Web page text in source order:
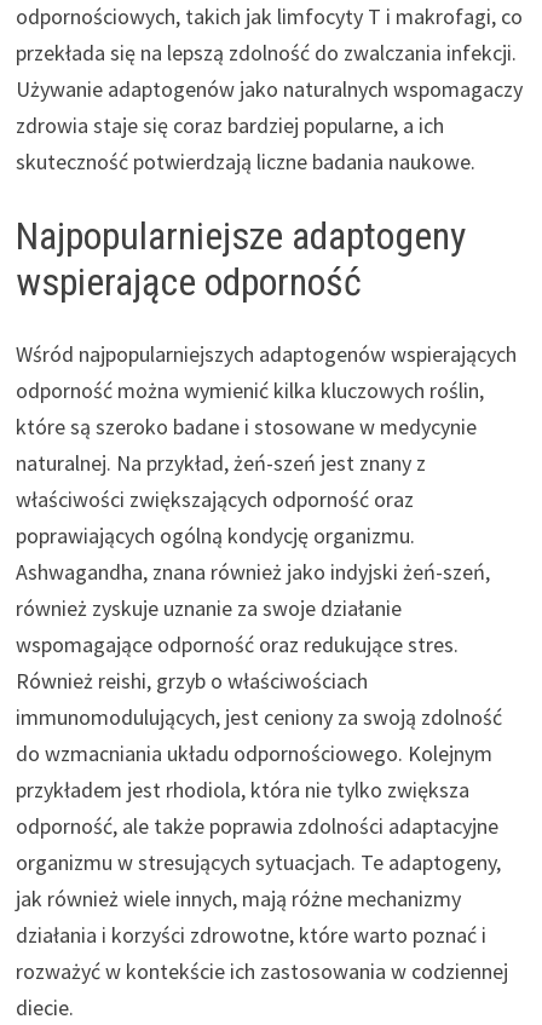
odpornościowych, takich jak limfocyty T i makrofagi, co
przekłada się na lepszą zdolność do zwalczania infekcji.
Używanie adaptogenów jako naturalnych wspomagaczy
zdrowia staje się coraz bardziej popularne, a ich
skuteczność potwierdzają liczne badania naukowe.
Najpopularniejsze adaptogeny
wspierające odporność
Wśród najpopularniejszych adaptogenów wspierających
odporność można wymienić kilka kluczowych roślin,
które są szeroko badane i stosowane w medycynie
naturalnej. Na przykład, żeń-szeń jest znany z
właściwości zwiększających odporność oraz
poprawiających ogólną kondycję organizmu.
Ashwagandha, znana również jako indyjski żeń-szeń,
również zyskuje uznanie za swoje działanie
wspomagające odporność oraz redukujące stres.
Również reishi, grzyb o właściwościach
immunomodulujących, jest ceniony za swoją zdolność
do wzmacniania układu odpornościowego. Kolejnym
przykładem jest rhodiola, która nie tylko zwiększa
odporność, ale także poprawia zdolności adaptacyjne
organizmu w stresujących sytuacjach. Te adaptogeny,
jak również wiele innych, mają różne mechanizmy
działania i korzyści zdrowotne, które warto poznać i
rozważyć w kontekście ich zastosowania w codziennej
diecie.